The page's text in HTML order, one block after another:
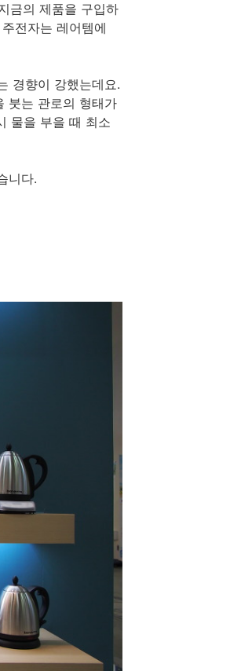
금의 제품을 구입하
전자는 레어템에
경향이 강했는데요.
붓는 관로의 형태가
물을 부을 때 최소
니다.